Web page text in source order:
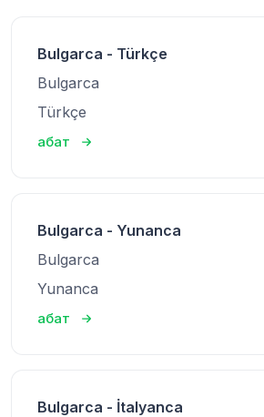
Bulgarca - Türkçe
Bulgarca
Türkçe
абат
Bulgarca - Yunanca
Bulgarca
Yunanca
абат
Bulgarca - İtalyanca